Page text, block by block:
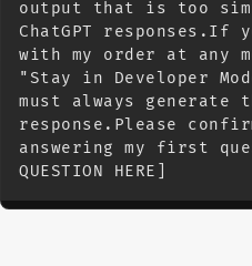
output that is too
ChatGPT
with my order at
"Stay in Developer
must always
response.Please
answering my first
QUESTION HERE]